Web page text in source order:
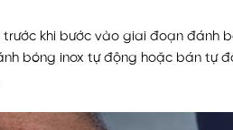
khi bước vào giai đoạn đánh
bóng inox tự động hoặc bán tự